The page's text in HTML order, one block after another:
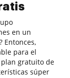
en un
Entonces,
para el
gratuito de
súper